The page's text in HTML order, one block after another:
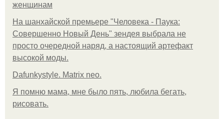
женщинам
На шанхайской премьере "Человека - Паука:
Совершенно Новый День" зендея выбрала не
просто очередной наряд, а настоящий артефакт
высокой моды.
Dafunkystyle. Matrix neo.
Я помню мама, мне было пять, любила бегать,
рисовать.